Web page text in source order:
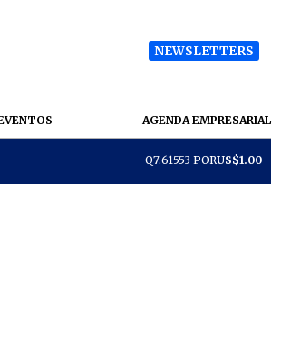
NEWSLETTERS
AGENDA EMPRESARIAL
Q7.61553 PORUS$1.00